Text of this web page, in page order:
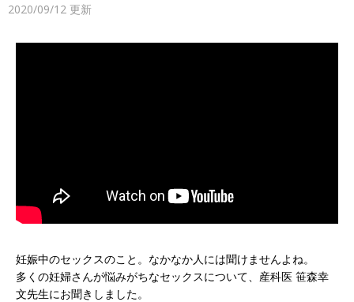
2020/09/12 更新
妊娠中のセックスのこと。なかなか人には聞けませんよね。
多くの妊婦さんが悩みがちなセックスについて、産科医 笹森幸
文先生にお聞きしました。